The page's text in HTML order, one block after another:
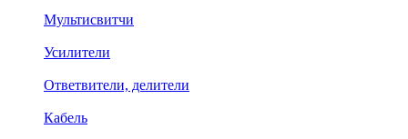
Мультисвитчи
Усилители
Ответвители, делители
Кабель